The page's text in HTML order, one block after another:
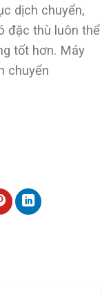
dịch chuyển,
đặc thù luôn thể
tốt hơn. Máy
chuyển